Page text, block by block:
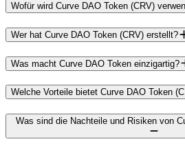
Wofür wird Curve DAO Token (CRV)
Wer hat Curve DAO Token (CRV) erstellt?
Was macht Curve DAO Token einzigartig?
Welche Vorteile bietet Curve DAO Token
Was sind die Nachteile und Risiken von